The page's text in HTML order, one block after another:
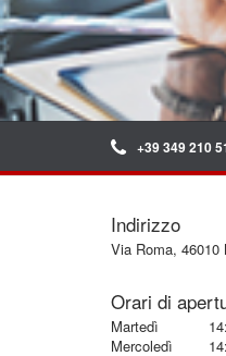
+39 349 210
Indirizzo
Via Roma, 46010
Orari di
Martedì
Mercoledì